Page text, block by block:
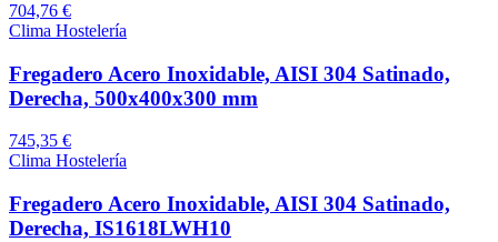
704,76 €
Clima Hostelería
Fregadero Acero Inoxidable, AISI 304 Satinado,
Derecha, 500x400x300 mm
745,35 €
Clima Hostelería
Fregadero Acero Inoxidable, AISI 304 Satinado,
Derecha, IS1618LWH10